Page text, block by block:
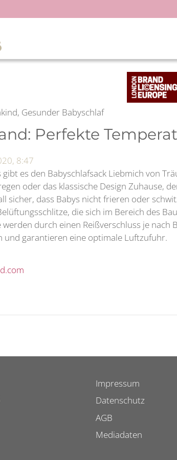
Gesunder Babyschlaf
Perfekte
8:47
gibt es den Babyschlafsack Liebmich von
oder das klassische Design Zuhause,
sicher, dass Babys nicht frieren oder
die sich im Bereich des
werden durch einen Reißverschluss je nach
und garantieren eine optimale Luftzufuhr.
Impressum
Datenschutz
AGB
Mediadaten